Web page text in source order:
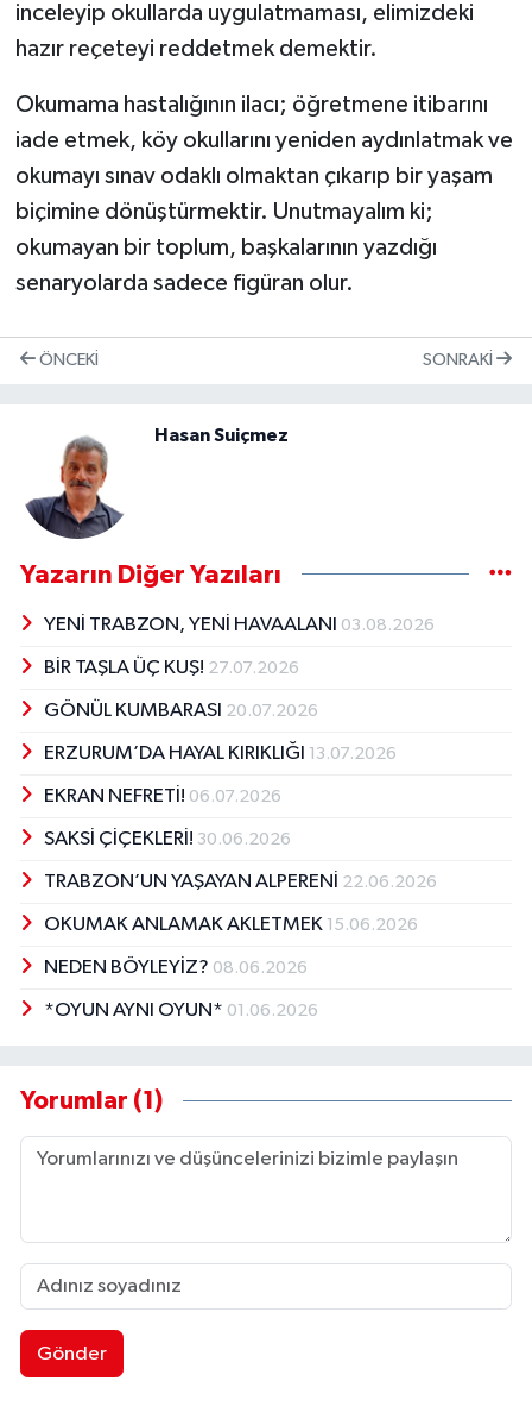
inceleyip okullarda uygulatmaması, elimizdeki
hazır reçeteyi reddetmek demektir.
Okumama hastalığının ilacı; öğretmene itibarını
iade etmek, köy okullarını yeniden aydınlatmak ve
okumayı sınav odaklı olmaktan çıkarıp bir yaşam
biçimine dönüştürmektir. Unutmayalım ki;
okumayan bir toplum, başkalarının yazdığı
senaryolarda sadece figüran olur.
ÖNCEKI SONRAKI
Hasan Suiçmez
Yazarın Diğer Yazıları
YENİ TRABZON, YENİ HAVAALANI 03.08.2026
BİR TAŞLA ÜÇ KUŞ! 27.07.2026
GÖNÜL KUMBARASI 20.07.2026
ERZURUM’DA HAYAL KIRIKLIĞI 13.07.2026
EKRAN NEFRETİ! 06.07.2026
SAKSİ ÇİÇEKLERİ! 30.06.2026
TRABZON’UN YAŞAYAN ALPERENİ 22.06.2026
OKUMAK ANLAMAK AKLETMEK 15.06.2026
NEDEN BÖYLEYİZ? 08.06.2026
*OYUN AYNI OYUN* 01.06.2026
Yorumlar (1)
Gönder